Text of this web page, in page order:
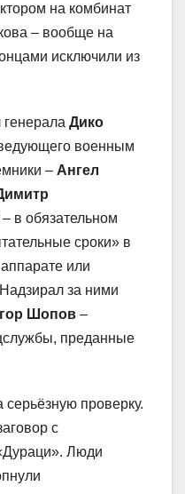
на комбинат
– вообще на
исключили из
Дико
военным
– Ангел
– в обязательном
сроки» в
или
за ними
Шопов –
преданные
проверку.
с
Люди